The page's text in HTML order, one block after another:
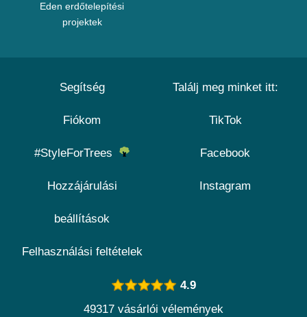
Eden erdőtelepítési
projektek
Segítség
Fiókom
#StyleForTrees
Hozzájárulási
beállítások
Felhasználási feltételek
Találj meg minket itt:
TikTok
Facebook
Instagram
4.9
49317 vásárlói vélemények